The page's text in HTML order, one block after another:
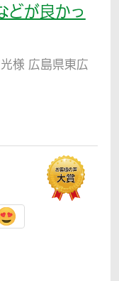
どが良かっ
様 広島県東広